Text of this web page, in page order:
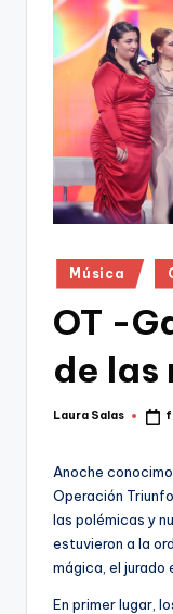
Publicado
en
Música
OT -
de las
Publicado
Laura Salas
Anoche
Operación
las polémicas y
estuvieron a la
mágica, el jurado
En primer lugar,